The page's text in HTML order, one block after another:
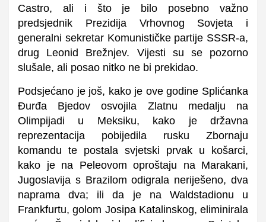
Castro, ali i što je bilo posebno važno
predsjednik Prezidija Vrhovnog Sovjeta i
generalni sekretar Komunističke partije SSSR-a,
drug Leonid Brežnjev. Vijesti su se pozorno
slušale, ali posao nitko ne bi prekidao.
Podsjećano je još, kako je ove godine Splićanka
Đurđa Bjedov osvojila Zlatnu medalju na
Olimpijadi u Meksiku, kako je državna
reprezentacija pobijedila rusku Zbornaju
komandu te postala svjetski prvak u košarci,
kako je na Peleovom oproštaju na Marakani,
Jugoslavija s Brazilom odigrala neriješeno, dva
naprama dva; ili da je na Waldstadionu u
Frankfurtu, golom Josipa Katalinskog, eliminirala